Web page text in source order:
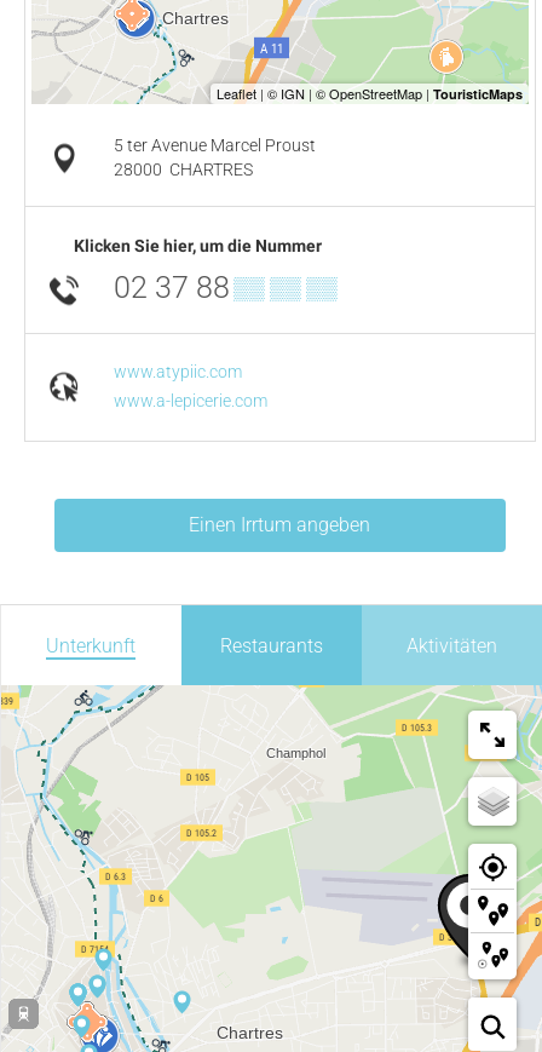
5 ter Avenue Marcel Proust
28000 CHARTRES
Klicken Sie hier, um die Nummer
02 37 88 ▒▒ ▒▒ ▒▒
www.atypiic.com
www.a-lepicerie.com
Einen Irrtum angeben
Unterkunft Restaurants Aktivitäten